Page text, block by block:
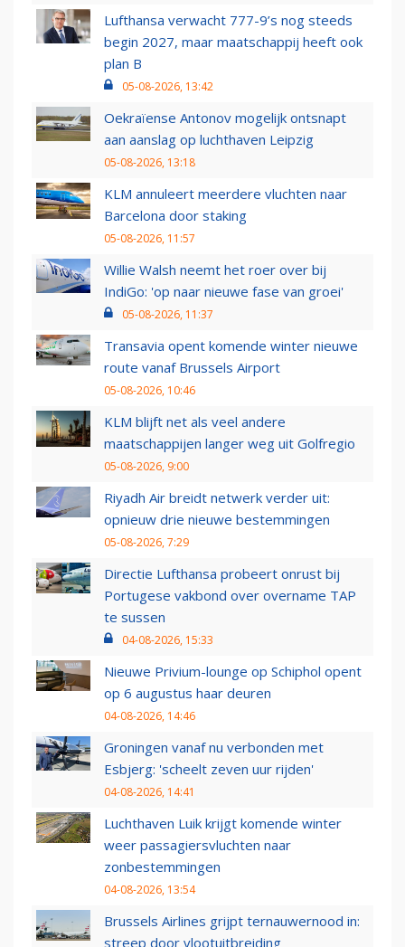
Lufthansa verwacht 777-9’s nog steeds
begin 2027, maar maatschappij heeft ook
plan B
05-08-2026, 13:42
Oekraïense Antonov mogelijk ontsnapt
aan aanslag op luchthaven Leipzig
05-08-2026, 13:18
KLM annuleert meerdere vluchten naar
Barcelona door staking
05-08-2026, 11:57
Willie Walsh neemt het roer over bij
IndiGo: 'op naar nieuwe fase van groei'
05-08-2026, 11:37
Transavia opent komende winter nieuwe
route vanaf Brussels Airport
05-08-2026, 10:46
KLM blijft net als veel andere
maatschappijen langer weg uit Golfregio
05-08-2026, 9:00
Riyadh Air breidt netwerk verder uit:
opnieuw drie nieuwe bestemmingen
05-08-2026, 7:29
Directie Lufthansa probeert onrust bij
Portugese vakbond over overname TAP
te sussen
04-08-2026, 15:33
Nieuwe Privium-lounge op Schiphol opent
op 6 augustus haar deuren
04-08-2026, 14:46
Groningen vanaf nu verbonden met
Esbjerg: 'scheelt zeven uur rijden'
04-08-2026, 14:41
Luchthaven Luik krijgt komende winter
weer passagiersvluchten naar
zonbestemmingen
04-08-2026, 13:54
Brussels Airlines grijpt ternauwernood in:
streep door vlootuitbreiding